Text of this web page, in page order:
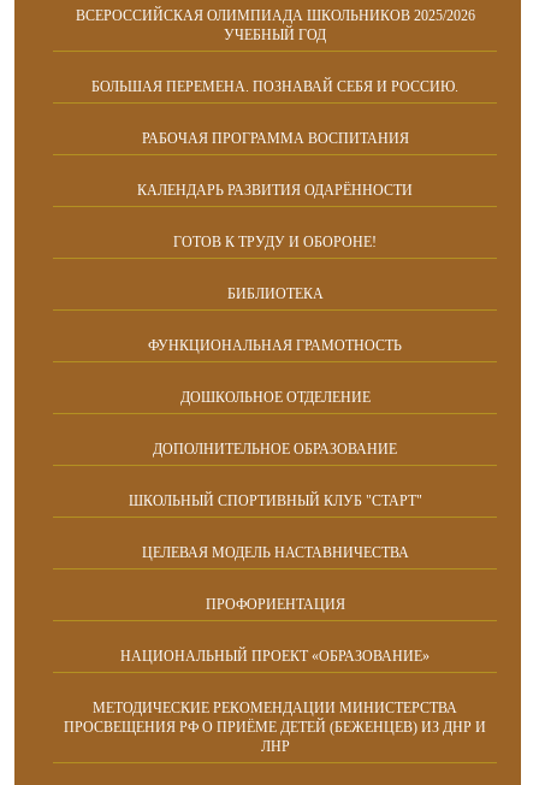
ВСЕРОССИЙСКАЯ ОЛИМПИАДА ШКОЛЬНИКОВ 2025/2026
УЧЕБНЫЙ ГОД
БОЛЬШАЯ ПЕРЕМЕНА. ПОЗНАВАЙ СЕБЯ И РОССИЮ.
РАБОЧАЯ ПРОГРАММА ВОСПИТАНИЯ
КАЛЕНДАРЬ РАЗВИТИЯ ОДАРЁННОСТИ
ГОТОВ К ТРУДУ И ОБОРОНЕ!
БИБЛИОТЕКА
ФУНКЦИОНАЛЬНАЯ ГРАМОТНОСТЬ
ДОШКОЛЬНОЕ ОТДЕЛЕНИЕ
ДОПОЛНИТЕЛЬНОЕ ОБРАЗОВАНИЕ
ШКОЛЬНЫЙ СПОРТИВНЫЙ КЛУБ "СТАРТ"
ЦЕЛЕВАЯ МОДЕЛЬ НАСТАВНИЧЕСТВА
ПРОФОРИЕНТАЦИЯ
НАЦИОНАЛЬНЫЙ ПРОЕКТ «ОБРАЗОВАНИЕ»
МЕТОДИЧЕСКИЕ РЕКОМЕНДАЦИИ МИНИСТЕРСТВА
ПРОСВЕЩЕНИЯ РФ О ПРИЁМЕ ДЕТЕЙ (БЕЖЕНЦЕВ) ИЗ ДНР И
ЛНР